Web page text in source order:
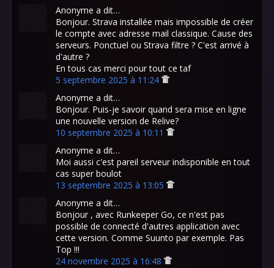
Anonyme a dit…
Bonjour. Strava installée mais impossible de créer
le compte avec adresse mail classique. Cause des
serveurs. Ponctuel ou Strava filtre ? C'est arrivé à
d'autre ?
En tous cas merci pour tout ce taf
5 septembre 2025 à 11:24
Anonyme a dit…
Bonjour. Puis-je savoir quand sera mise en ligne
une nouvelle version de Relive?
10 septembre 2025 à 10:11
Anonyme a dit…
Moi aussi c'est pareil serveur indisponible en tout
cas super boulot
13 septembre 2025 à 13:05
Anonyme a dit…
Bonjour , avec Runkeeper Go, ce n'est pas
possible de connecté d'autres application avec
cette version. Comme Suunto par exemple. Pas
Top !!!
24 novembre 2025 à 16:48